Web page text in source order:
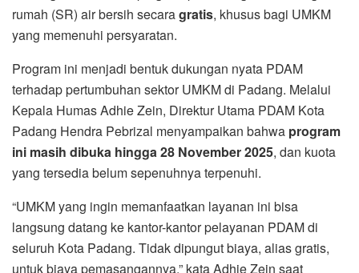
rumah (SR) air bersih secaragratis, khusus bagi UMKM
yang memenuhi persyaratan.
Program ini menjadi bentuk dukungan nyata PDAM
terhadap pertumbuhan sektor UMKM di Padang. Melalui
Kepala Humas Adhie Zein, Direktur Utama PDAM Kota
Padang Hendra Pebrizal menyampaikan bahwa program
ini masih dibuka hingga 28 November 2025, dan kuota
yang tersedia belum sepenuhnya terpenuhi.
“UMKM yang ingin memanfaatkan layanan ini bisa
langsung datang ke kantor-kantor pelayanan PDAM di
seluruh Kota Padang. Tidak dipungut biaya, alias gratis,
untuk biaya pemasangannya,” kata Adhie Zein saat